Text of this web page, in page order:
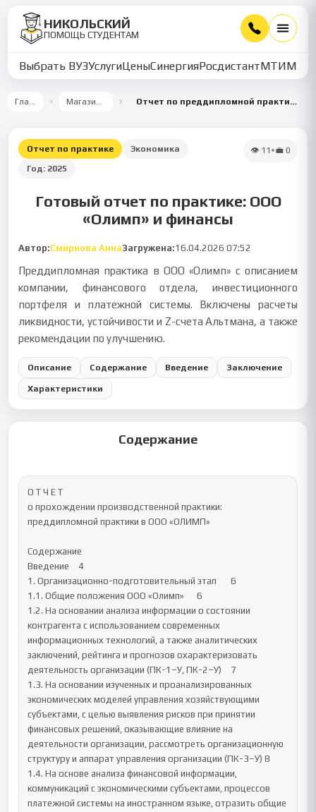
НИКОЛЬСКИЙ
ПОМОЩЬ СТУДЕНТАМ
Выбрать ВУЗУслугиЦеныСинергияРосдистантМТИММУ
Главная Магазин работ Отчет по преддипломной практике в ООО «Олимп»
Отчет по практике
Экономика
Год: 2025
👁 11 •💼 0
Готовый отчет по практике: ООО
«Олимп» и финансы
Автор:Смирнова АннаЗагружена:16.04.2026 07:52
Преддипломная практика в ООО «Олимп» с описанием
компании, финансового отдела, инвестиционного
портфеля и платежной системы. Включены расчеты
ликвидности, устойчивости и Z-счета Альтмана, а также
рекомендации по улучшению.
Описание Содержание Введение Заключение
Характеристики
Содержание
О Т Ч Е Т
о прохождении производственной практики:
преддипломной практики в ООО «ОЛИМП»
Содержание
Введение	4
1. Организационно-подготовительный этап	6
1.1. Общие положения ООО «Олимп»	6
1.2. На основании анализа информации о состоянии
контрагента с использованием современных
информационных технологий, а также аналитических
заключений, рейтинга и прогнозов охарактеризовать
деятельность организации (ПК-1–У, ПК-2–У)	7
1.3. На основании изученных и проанализированных
экономических моделей управления хозяйствующими
субъектами, с целью выявления рисков при принятии
финансовых решений, оказывающие влияние на
деятельности организации, рассмотреть организационную
структуру и аппарат управления организации (ПК-3–У)	8
1.4. На основе анализа финансовой информации,
коммуникаций с экономическими субъектами, процессов
платежной системы на иностранном языке, отразить общие